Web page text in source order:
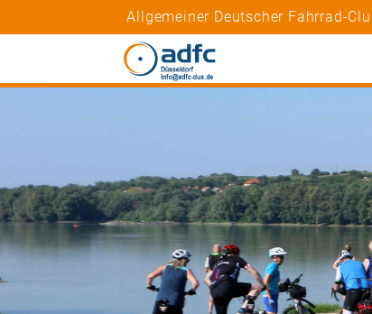
Allgemeiner Deutscher Fahrrad-